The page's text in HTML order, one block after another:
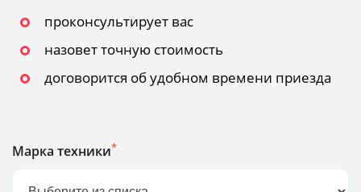
проконсультирует вас
назовет точную стоимость
договорится об удобном времени приезда
Марка техники*